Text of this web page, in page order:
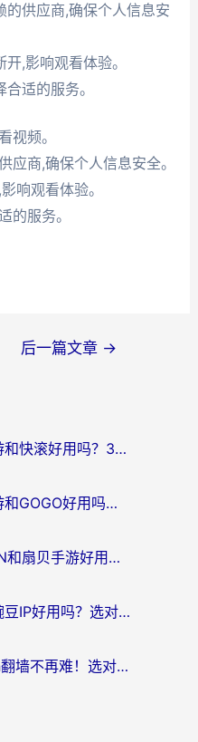
的供应商,确保个人信息安
,影响观看体验。
适的服务。
视频。
应商,确保个人信息安全。
响观看体验。
的服务。
后一篇文章 →
海外党必看：雷神手游和快滚好用吗？3步选对回国加速器无缝刷国内资源
海外党必看：雷神手游和GOGO好用吗？3步选对回国加速器，无缝刷剧玩原神
海外党必看：ChickCN和扇贝手游好用吗？3步选对回国加速器无缝刷国内资源
海外党困惑：迅游和豌豆IP好用吗？选对回国加速器，刷剧游戏再也不卡
海外党必看：大陆vpn翻墙不再难！选对加速器，无缝刷国内资源